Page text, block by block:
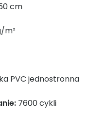
cm
m²
PVC jednostronna
7600 cykli